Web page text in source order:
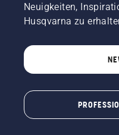
Neuigkeiten,
Husqvarna zu